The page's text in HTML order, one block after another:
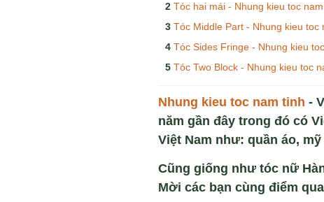
Tóc hai mái - Nhung kieu toc
Tóc Middle Part - Nhung kieu toc
Tóc Sides Fringe - Nhung kieu
Tóc Two Block - Nhung kieu toc
Nhung kieu toc nam tinh -
năm gần đây trong đó có
Việt Nam như: quần áo,
Cũng giống như tóc nữ
Mời các bạn cùng điểm qua